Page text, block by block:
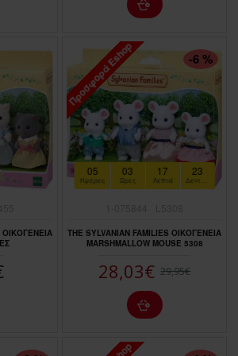
ΟΙΚΟΓΕΝΕΙΑ
ΠΤΏΣΗ ΤΙΜΉΣ
Προσφορά Eshop -6 %
05
Ημέρες
03
Ώρες
17
Λεπτά
22
Δευτερόλεπτα
THE SYLVANIAN FAMILIES ΟΙΚΟΓΕΝΕΙΑ
MARSHMALLOW MOUSE 5308
28,03€ 29,95€